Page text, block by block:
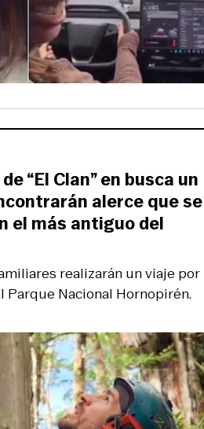
realizarán un viaje por
Parque Nacional Hornopirén.
“El Clan” en busca un
alerce que se
el más antiguo del